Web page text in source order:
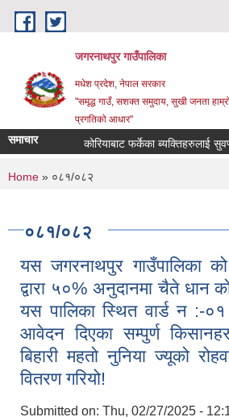
Skip to main content
जगरनाथपुर गाउँपालिका
मधेश प्रदेश, नेपाल सरकार
"समृद्ध गाउँ, सशक्त समुदाय, सुखी जनता
प्रगतिको आधार"
समाचार कोरियाबाट
You are here
Home » ०८१/०८२
०८१/०८२
यस जगरनाथपुर गाउँपालिका
द्वारा ५०% अनुदानमा चैते धान
यस पालिका स्थित वार्ड न :-
आवेदन दिएका सम्पुर्ण
बिहारी महतो नुनिया ज्यूको
वितरण गरियो!
Submitted on: Thu, 02/27/2025 -